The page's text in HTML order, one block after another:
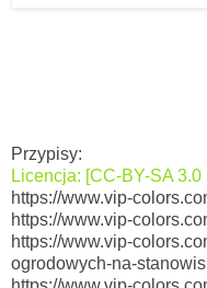
Przypisy:
Licencja: [CC-BY-SA 3.0
https://www.vip-
https://www.vip-
https://www.vip-
ogrodowych-na-